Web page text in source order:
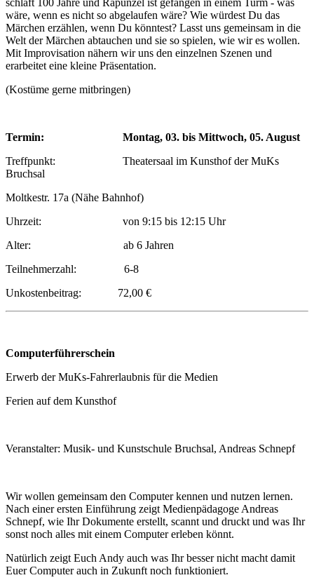
wäre, wenn es nicht so abgelaufen wäre? Wie würdest Du das
Märchen erzählen, wenn Du könntest? Lasst uns gemeinsam in die
Welt der Märchen abtauchen und sie so spielen, wie wir es wollen.
Mit Improvisation nähern wir uns den einzelnen Szenen und
erarbeitet eine kleine Präsentation.
(Kostüme gerne mitbringen)
Termin:
Montag, 03. bis Mittwoch, 05. August
Treffpunkt: Theatersaal im Kunsthof der MuKs
Bruchsal
Moltkestr. 17a (Nähe Bahnhof)
Uhrzeit: von 9:15 bis 12:15 Uhr
Alter: ab 6 Jahren
Teilnehmerzahl: 6-8
Unkostenbeitrag: 72,00 €
Computerführerschein
Erwerb der MuKs-Fahrerlaubnis für die Medien
Ferien auf dem Kunsthof
Veranstalter: Musik- und Kunstschule Bruchsal, Andreas Schnepf
Wir wollen gemeinsam den Computer kennen und nutzen lernen.
Nach einer ersten Einführung zeigt Medienpädagoge Andreas
Schnepf, wie Ihr Dokumente erstellt, scannt und druckt und was Ihr
sonst noch alles mit einem Computer erleben könnt.
Natürlich zeigt Euch Andy auch was Ihr besser nicht macht damit
Euer Computer auch in Zukunft noch funktioniert.